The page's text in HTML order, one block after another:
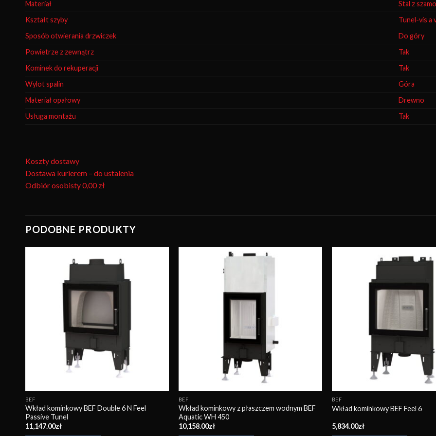
Materiał
Stal z
Kształt szyby
Tunel-vis a
Sposób otwierania drzwiczek
Do góry
Powietrze z zewnątrz
Tak
Kominek do rekuperacji
Tak
Wylot spalin
Góra
Materiał opałowy
Drewno
Usługa montażu
Tak
Koszty dostawy
Dostawa kurierem – do ustalenia
Odbiór osobisty0,00 zł
PODOBNE PRODUKTY
BEF
Wkład kominkowy BEF Double 6 N Feel
Passive Tunel
11,147.00zł
BEF
Wkład kominkowy z płaszczem wodnym BEF
Aquatic WH 450
10,158.00zł
BEF
Wkład kominkowy BEF Feel 6
5,834.00zł